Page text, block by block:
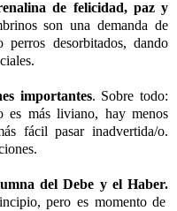
de felicidad, paz y
son una demanda de
desorbitados, dando
importantes. Sobre todo:
es más liviano, hay menos
fácil pasar inadvertida/o.
del Debe y el Haber.
pero es momento de